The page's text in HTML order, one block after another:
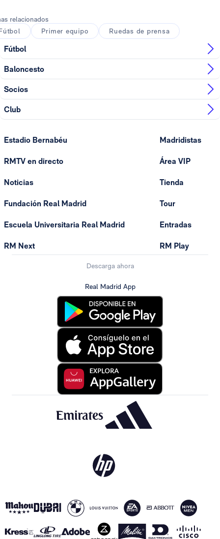
relacionados
Primer equipo Ruedas de prensa
Fútbol
Baloncesto
Socios
Club
Estadio Bernabéu
RMTV en directo
Noticias
Fundación Real Madrid
Escuela Universitaria Real Madrid
RM Next
Madridistas
Área VIP
Tienda
Tour
Entradas
RM Play
Descarga ahora
Real Madrid App